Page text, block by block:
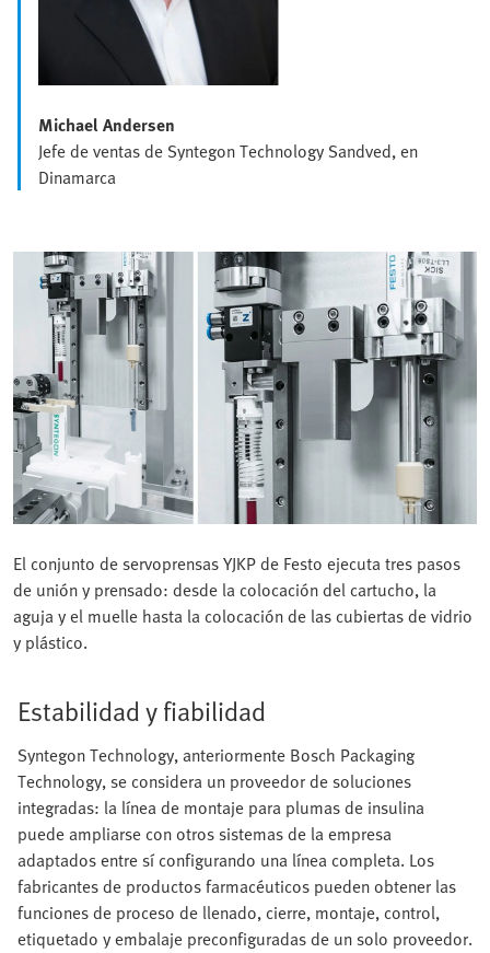
Michael Andersen
Jefe de ventas de Syntegon Technology Sandved, en
Dinamarca
El conjunto de servoprensas YJKP de Festo ejecuta tres pasos
de unión y prensado: desde la colocación del cartucho, la
aguja y el muelle hasta la colocación de las cubiertas de vidrio
y plástico.
Estabilidad y fiabilidad
Syntegon Technology, anteriormente Bosch Packaging
Technology, se considera un proveedor de soluciones
integradas: la línea de montaje para plumas de insulina
puede ampliarse con otros sistemas de la empresa
adaptados entre sí configurando una línea completa. Los
fabricantes de productos farmacéuticos pueden obtener las
funciones de proceso de llenado, cierre, montaje, control,
etiquetado y embalaje preconfiguradas de un solo proveedor.